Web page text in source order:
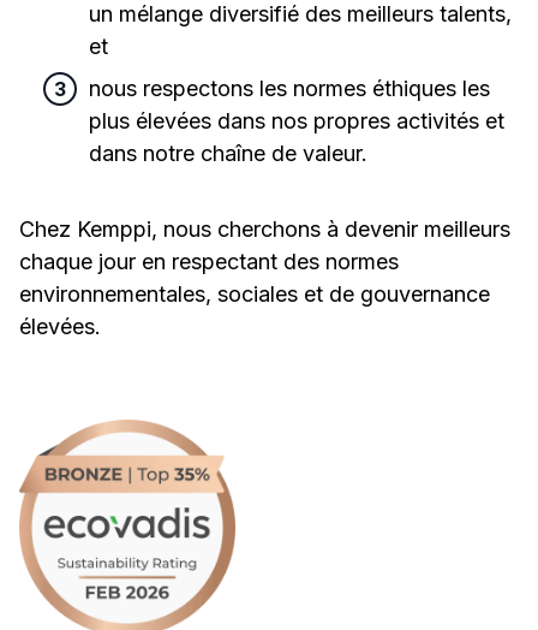
un mélange diversifié des meilleurs talents,
et
nous respectons les normes éthiques les
plus élevées dans nos propres activités et
dans notre chaîne de valeur.
Chez Kemppi, nous cherchons à devenir meilleurs
chaque jour en respectant des normes
environnementales, sociales et de gouvernance
élevées.